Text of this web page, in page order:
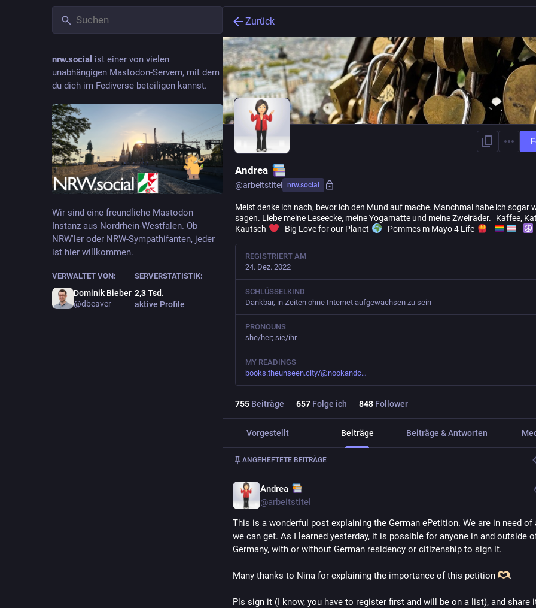
nrw.social ist einer von vielen
unabhängigen Mastodon-Servern, mit dem
du dich im Fediverse beteiligen kannst.
Wir sind eine freundliche Mastodon
Instanz aus Nordrhein-Westfalen. Ob
NRW'ler oder NRW-Sympathifanten, jeder
ist hier willkommen.
VERWALTET VON:
Dominik Bieber
@dbeaver
SERVERSTATISTIK:
2,3Tsd.
aktive Profile
Zurück
Andrea
@arbeitstitel nrw.social
Meist denke ich nach, bevor ich den Mund auf mache. Manchmal habe ich sogar
sagen. Liebe meine Leseecke, meine Yogamatte und meine Zweiräder. Kaffee,
Kautsch
Big Love for our Planet Pommes m Mayo 4 Life
REGISTRIERT AM
24. Dez. 2022
SCHLÜSSELKIND
Dankbar, in Zeiten ohne Internet aufgewachsen zu sein
PRONOUNS
she/her; sie/ihr
MY READINGS
books.theunseen.city/@nookandc
755 Beiträge 657 Folge ich 848 Follower
Vorgestellt Beiträge Beiträge & Antworten
ANGEHEFTETE BEITRÄGE
Andrea
@arbeitstitel
This is a wonderful post explaining the German ePetition. We are in need of
we can get. As I learned yesterday, it is possible for anyone in and outside
Germany, with or without German residency or citizenship to sign it.
Many thanks to Nina for explaining the importance of this petition .
Pls sign it (I know, you have to register first and will be on a list), and share